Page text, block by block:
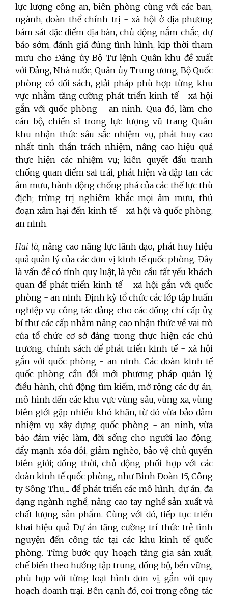
lực lượng công an, biên phòng cùng với các ban,
ngành, đoàn thể chính trị - xã hội ở địa phương
bám sát đặc điểm địa bàn, chủ động nắm chắc, dự
báo sớm, đánh giá đúng tình hình, kịp thời tham
mưu cho Đảng ủy Bộ Tư lệnh Quân khu đề xuất
với Đảng, Nhà nước, Quân ủy Trung ương, Bộ Quốc
phòng có đối sách, giải pháp phù hợp từng khu
vực nhằm tăng cường phát triển kinh tế - xã hội
gắn với quốc phòng - an ninh. Qua đó, làm cho
cán bộ, chiến sĩ trong lực lượng vũ trang Quân
khu nhận thức sâu sắc nhiệm vụ, phát huy cao
nhất tinh thần trách nhiệm, nâng cao hiệu quả
thực hiện các nhiệm vụ; kiên quyết đấu tranh
chống quan điểm sai trái, phát hiện và đập tan các
âm mưu, hành động chống phá của các thế lực thù
địch; trừng trị nghiêm khắc mọi âm mưu, thủ
đoạn xâm hại đến kinh tế - xã hội và quốc phòng,
an ninh.
Hai là, nâng cao năng lực lãnh đạo, phát huy hiệu
quả quản lý của các đơn vị kinh tế quốc phòng. Đây
là vấn đề có tính quy luật, là yêu cầu tất yếu khách
quan để phát triển kinh tế - xã hội gắn với quốc
phòng - an ninh. Định kỳ tổ chức các lớp tập huấn
nghiệp vụ công tác đảng cho các đồng chí cấp ủy,
bí thư các cấp nhằm nâng cao nhận thức về vai trò
của tổ chức cơ sở đảng trong thực hiện các chủ
trương, chính sách để phát triển kinh tế - xã hội
gắn với quốc phòng - an ninh. Các đoàn kinh tế
quốc phòng cần đổi mới phương pháp quản lý,
điều hành, chủ động tìm kiếm, mở rộng các dự án,
mô hình đến các khu vực vùng sâu, vùng xa, vùng
biên giới gặp nhiều khó khăn, từ đó vừa bảo đảm
nhiệm vụ xây dựng quốc phòng - an ninh, vừa
bảo đảm việc làm, đời sống cho người lao động,
đẩy mạnh xóa đói, giảm nghèo, bảo vệ chủ quyền
biên giới; đồng thời, chủ động phối hợp với các
đoàn kinh tế quốc phòng, như Binh Đoàn 15, Công
ty Sông Thu,... để phát triển các mô hình, dự án, đa
dạng ngành nghề, nâng cao tay nghề sản xuất và
chất lượng sản phẩm. Cùng với đó, tiếp tục triển
khai hiệu quả Dự án tăng cường trí thức trẻ tình
nguyện đến công tác tại các khu kinh tế quốc
phòng. Từng bước quy hoạch tăng gia sản xuất,
chế biến theo hướng tập trung, đồng bộ, bền vững,
phù hợp với từng loại hình đơn vị, gắn với quy
hoạch doanh trại. Bên cạnh đó, coi trọng công tác